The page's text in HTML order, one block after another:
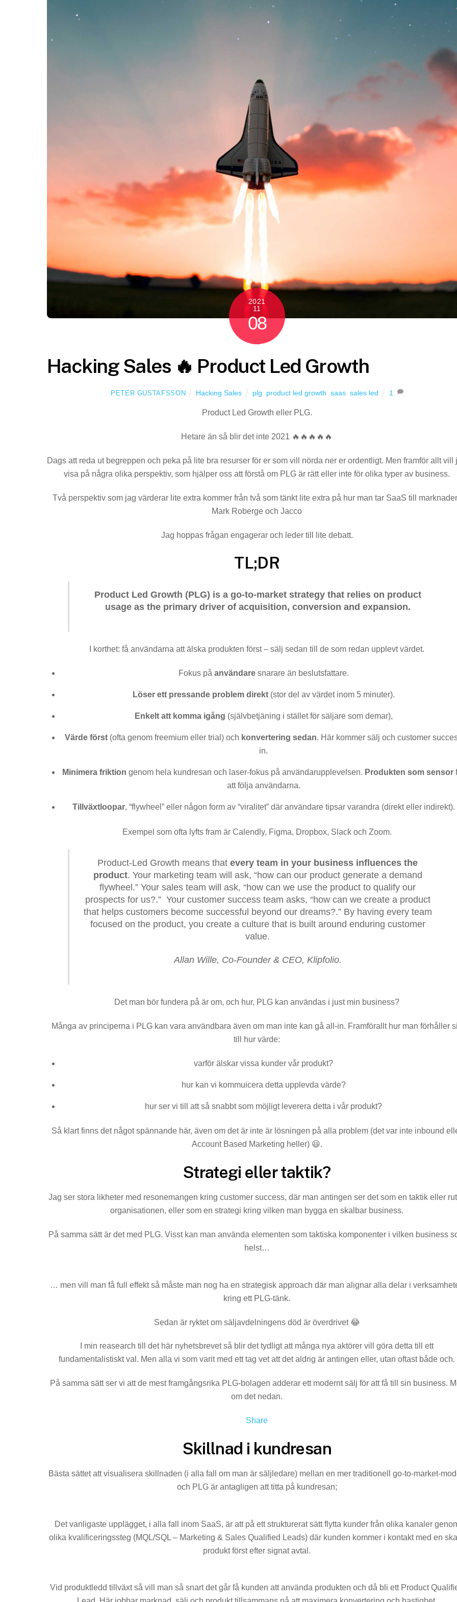
2021
11
08
Hacking Sales 🔥 Product Led Growth
PETER GUSTAFSSON Hacking Sales plg product led growth ,saas ,sales led 1
Product Led Growth eller PLG.
Hetare än så blir det inte 2021 🔥🔥🔥🔥🔥
Dags att reda ut begreppen och peka på lite bra resurser för er som vill nörda ner er ordentligt. Men framför allt vill
visa på några olika perspektiv, som hjälper oss att förstå om PLG är rätt eller inte för olika typer av business.
Två perspektiv som jag värderar lite extra kommer från två som tänkt lite extra på hur man tar SaaS till
Mark Roberge och Jacco
Jag hoppas frågan engagerar och leder till lite debatt.
TL;DR
Product Led Growth (PLG) is a go-to-market strategy that relies on product
usage as the primary driver of acquisition, conversion and expansion.
I korthet: få användarna att älska produkten först – sälj sedan till de som redan upplevt värdet.
Fokus på användaresnarare än beslutsfattare.
Löser ett pressande problem direkt(stor del av värdet inom 5 minuter).
Enkelt att komma igång (självbetjäning i stället för säljare som demar),
Värde först (ofta genom freemium eller trial) och konvertering sedan. Här kommer sälj och customer
in.
Minimera friktion genom hela kundresan och laser-fokus på användarupplevelsen. Produkten som sensor
att följa användarna.
Tillväxtloopar, “flywheel” eller någon form av “viralitet” där användare tipsar varandra (direkt eller indirekt).
Exempel som ofta lyfts fram är Calendly, Figma, Dropbox, Slack och Zoom.
Product-Led Growth means thatevery team in your business influences the
product. Your marketing team will ask, “how can our product generate a demand
flywheel.” Your sales team will ask, “how can we use the product to qualify our
prospects for us?.” Your customer success team asks, “how can we create a product
that helps customers become successful beyond our dreams?.” By having every team
focused on the product, you create a culture that is built around enduring customer
value.
Allan Wille, Co-Founder & CEO, Klipfolio.
Det man bör fundera på är om, och hur, PLG kan användas i just min business?
Många av principerna i PLG kan vara användbara även om man inte kan gå all-in. Framförallt hur man förhåller
till hur värde:
varför älskar vissa kunder vår produkt?
hur kan vi kommuicera detta upplevda värde?
hur ser vi till att så snabbt som möjligt leverera detta i vår produkt?
Så klart finns det något spännande här, även om det är inte är lösningen på alla problem (det var inte inbound
Account Based Marketing heller) 😃.
Strategi eller taktik?
Jag ser stora likheter med resonemangen kring customer success, där man antingen ser det som en taktik eller
organisationen, eller som en strategi kring vilken man bygga en skalbar business.
På samma sätt är det med PLG. Visst kan man använda elementen som taktiska komponenter i vilken business
helst…
… men vill man få full effekt så måste man nog ha en strategisk approach där man alignar alla delar i
kring ett PLG-tänk.
Sedan är ryktet om säljavdelningens död är överdrivet 😂
I min reasearch till det här nyhetsbrevet så blir det tydligt att många nya aktörer vill göra detta till ett
fundamentalistiskt val. Men alla vi som varit med ett tag vet att det aldrig är antingen eller, utan oftast både och.
På samma sätt ser vi att de mest framgångsrika PLG-bolagen adderar ett modernt sälj för att få till sin business.
om det nedan.
Share
Skillnad i kundresan
Bästa sättet att visualisera skillnaden (i alla fall om man är säljledare) mellan en mer traditionell go-to-market-
och PLG är antagligen att titta på kundresan;
Det vanligaste upplägget, i alla fall inom SaaS, är att på ett strukturerat sätt flytta kunder från olika kanaler
olika kvalificeringssteg (MQL/SQL – Marketing & Sales Qualified Leads) där kunden kommer i kontakt med en
produkt först efter signat avtal.
Vid produktledd tillväxt så vill man så snart det går få kunden att använda produkten och då bli ett Product